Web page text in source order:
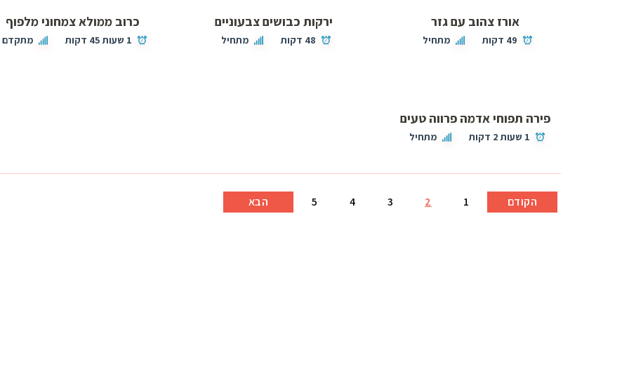
אורז צהוב עם גזר
49 דקות מתחיל
ירקות כבושים צבעוניים
48 דקות מתחיל
כרוב ממולא צמחוני מלפוף
1 שעות 45 דקות מתקדם
פירה תפוחי אדמה פרווה טעים
1 שעות 2 דקות מתחיל
הקודם 1
2
3
4
5 הבא